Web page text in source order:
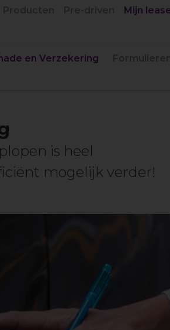
Mijn
en Verzekering
is heel
mogelijk verder!